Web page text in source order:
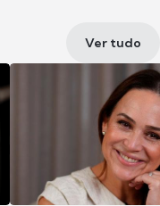
Ver tudo